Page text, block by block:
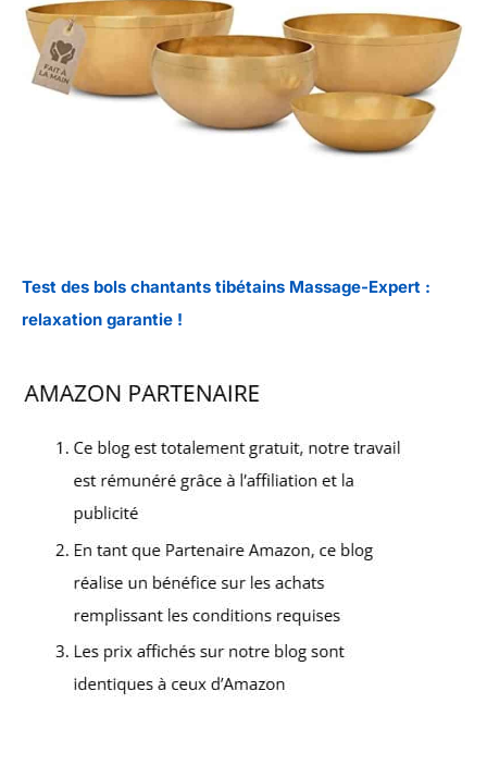
Test des bols chantants tibétains Massage-Expert :
relaxation garantie !